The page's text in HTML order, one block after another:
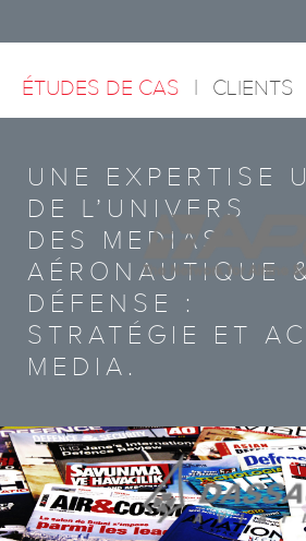
ÉTUDES DE CAS | CLIENTS
UNE EXPERTISE
DE L’UNIVERS
DES MEDIAS
AÉRONAUTIQUE
DÉFENSE :
STRATÉGIE ET
MEDIA.